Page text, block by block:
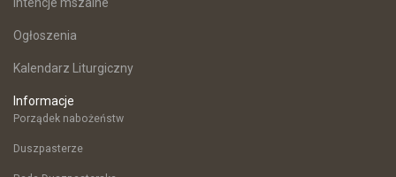
Ogłoszenia
Kalendarz Liturgiczny
Informacje
Porządek nabożeństw
Duszpasterze